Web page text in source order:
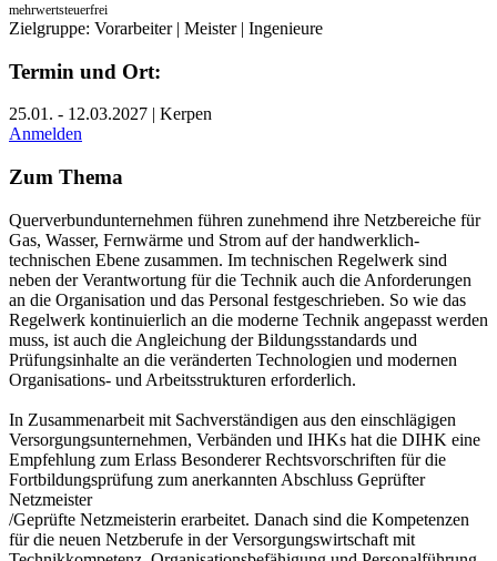
mehrwertsteuerfrei
Zielgruppe: Vorarbeiter | Meister | Ingenieure
Termin und Ort:
25.01. - 12.03.2027 | Kerpen
Anmelden
Zum Thema
Querverbundunternehmen führen zunehmend ihre Netzbereiche für
Gas, Wasser, Fernwärme und Strom auf der handwerklich-
technischen Ebene zusammen. Im technischen Regelwerk sind
neben der Verantwortung für die Technik auch die Anforderungen
an die Organisation und das Personal festgeschrieben. So wie das
Regelwerk kontinuierlich an die moderne Technik angepasst werden
muss, ist auch die Angleichung der Bildungsstandards und
Prüfungsinhalte an die veränderten Technologien und modernen
Organisations- und Arbeitsstrukturen erforderlich.
In Zusammenarbeit mit Sachverständigen aus den einschlägigen
Versorgungsunternehmen, Verbänden und IHKs hat die DIHK eine
Empfehlung zum Erlass Besonderer Rechtsvorschriften für die
Fortbildungsprüfung zum anerkannten Abschluss Geprüfter
Netzmeister
/Geprüfte Netzmeisterin erarbeitet. Danach sind die Kompetenzen
für die neuen Netzberufe in der Versorgungswirtschaft mit